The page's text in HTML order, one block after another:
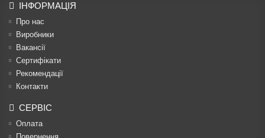
ІНФОРМАЦІЯ
Про нас
Виробники
Вакансії
Сертифікати
Рекомендації
Контакти
СЕРВІС
Оплата